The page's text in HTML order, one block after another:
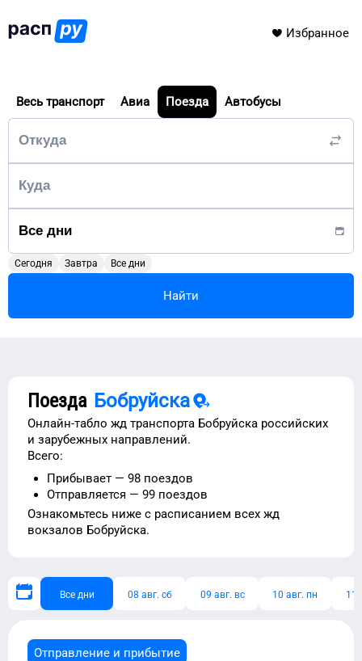
Избранное
Весь транспорт Авиа Поезда Автобусы
Сегодня Завтра Все дни
Найти
Поезда Бобруйска
Онлайн-табло жд транспорта Бобруйска российских
и зарубежных направлений.
Всего:
Прибывает — 98 поездов
Отправляется — 99 поездов
Ознакомьтесь ниже с расписанием всех жд
вокзалов Бобруйска.
Все дни 08 авг. сб 09 авг. вс 10 авг. пн 11
Отправление и прибытие